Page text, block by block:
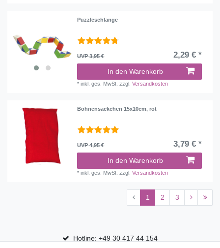
Puzzleschlange
UVP 3,95 € 2,29 € *
In den Warenkorb
*inkl. ges. MwSt. zzgl.Versandkosten
Bohnensäckchen 15x10cm, rot
UVP 4,95 € 3,79 € *
In den Warenkorb
*inkl. ges. MwSt. zzgl.Versandkosten
1 2 3
Hotline: +49 30 417 44 154